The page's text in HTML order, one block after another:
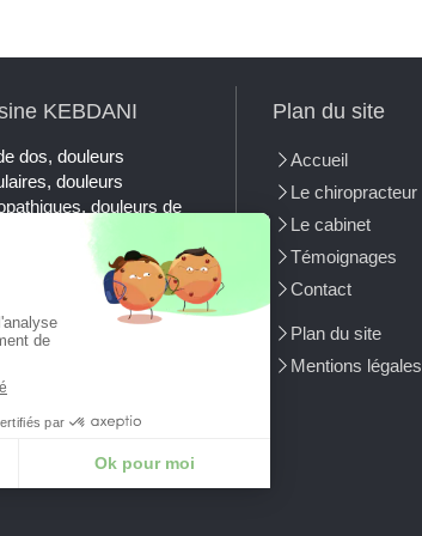
KEBDANI
dos, douleurs
douleurs
douleurs de
sciatiques, NCB ?
est la thérapie
de référence à
internationale pour
ces symptômes.
rendez-vous avec
Plan du site
Accueil
Le chiropracteur
Le cabinet
Témoignages
Contact
Plan du site
Mentions légales